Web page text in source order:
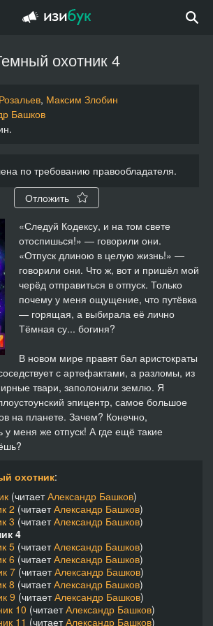
охотник 4
, Максим Злобин
Башков
по требованию правообладателя.
Отложить
«Следуй Кодексу, и на том свете
отоспишься!» — говорили они.
«Отпуск длиною в целую жизнь!» —
говорили они. Что ж, вот и пришёл мой
черёд отправиться в отпуск. Только
почему у меня ощущение, что путёвка
— горящая, а выбирала её лично
Тёмная су... богиня?
В новом мире правят бал аристократы
с артефактами, а разломы, из
твари, заполонили землю. Я
эпицентр, самое большое
на планете. Зачем? Конечно,
у меня же отпуск! А где ещё такие
охотник:
(читаетАлександр Башков)
2 (читаетАлександр Башков)
3 (читаетАлександр Башков)
4
5 (читаетАлександр Башков)
6 (читаетАлександр Башков)
7 (читаетАлександр Башков)
8 (читаетАлександр Башков)
9 (читаетАлександр Башков)
10 (читаетАлександр Башков)
11 (читаетАлександр Башков)